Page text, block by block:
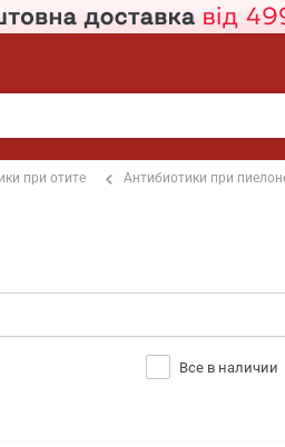
при отите Антибиотики при
Все в наличии